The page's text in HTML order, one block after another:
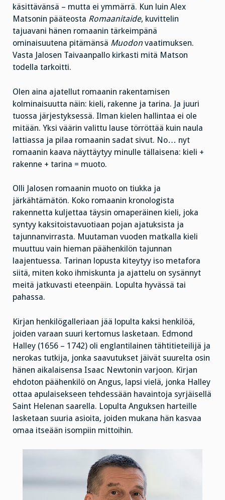
käsittävänsä – mutta ei ymmärrä. Kun luin Alex
Matsonin pääteosta Romaanitaide, kuvittelin
tajuavani hänen romaanin tärkeimpänä
ominaisuutena pitämänsä Muodon vaatimuksen.
Vasta Jalosen Taivaanpallo kirkasti mitä Matson
todella tarkoitti.
Olen aina ajatellut romaanin rakentamisen
kolminaisuutta näin: kieli, rakenne ja tarina. Ja juuri
tuossa järjestyksessä. Ilman kielen hallintaa ei ole
mitään. Yksi väärin valittu lause törröttää kuin naula
lattiassa ja pilaa romaanin sadat sivut. No… nyt
romaanin kaava näyttäytyy minulle tällaisena: kieli +
rakenne + tarina = muoto.
Olli Jalosen romaanin muoto on tiukka ja
järkähtämätön. Koko romaanin kronologista
rakennetta kuljettaa täysin omaperäinen kieli, joka
syntyy kaksitoistavuotiaan pojan ajatuksista ja
tajunnanvirrasta. Muutaman vuoden matkalla kieli
muuttuu vain hieman päähenkilön tajunnan
laajentuessa. Tarinan lopusta kiteytyy iso metafora
siitä, miten koko ihmiskunta ja ajattelu on sysännyt
meitä jatkuvasti eteenpäin. Lopulta hyvässä tai
pahassa.
Kirjan henkilögalleriaan jää lopulta kaksi henkilöä,
joiden varaan suuri kertomus lasketaan. Edmond
Halley (1656 – 1742) oli englantilainen tähtitieteilijä ja
nerokas tutkija, jonka saavutukset jäivät suurelta osin
hänen aikalaisensa Isaac Newtonin varjoon. Kirjan
ehdoton päähenkilö on Angus, lapsi vielä, jonka Halley
ottaa apulaisekseen tehdessään havaintoja syrjäisellä
Saint Helenan saarella. Lopulta Anguksen harteille
lasketaan suuria asioita, joiden mukana hän kasvaa
omaa itseään isompiin mittoihin.